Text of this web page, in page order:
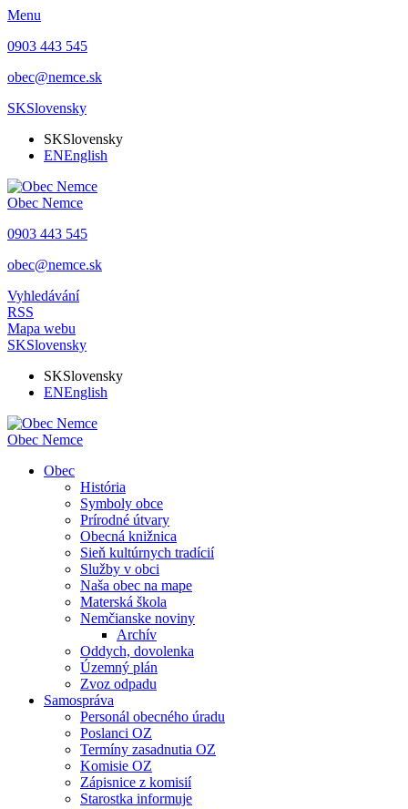
Menu
0903 443 545
obec@nemce.sk
SKSlovensky
SKSlovensky
ENEnglish
Obec Nemce
0903 443 545
obec@nemce.sk
Vyhledávání
RSS
Mapa webu
SKSlovensky
SKSlovensky
ENEnglish
Obec Nemce
Obec
História
Symboly obce
Prírodné útvary
Obecná knižnica
Sieň kultúrnych tradícií
Služby v obci
Naša obec na mape
Materská škola
Nemčianske noviny
Archív
Oddych, dovolenka
Územný plán
Zvoz odpadu
Samospráva
Personál obecného úradu
Poslanci OZ
Termíny zasadnutia OZ
Komisie OZ
Zápisnice z komisií
Starostka informuje